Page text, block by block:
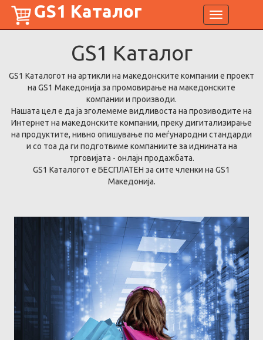
Toggle
navigation
GS1 Каталог
GS1 Каталог
GS1 Каталогот на артикли на македонските компании е проект
на GS1 Македонија за промовирање на македонските
компании и производи.
Нашата цел е да ја зголемеме видливоста на прозиводите на
Интернет на македонските компании, преку дигитализирање
на продуктите, нивно опишување по меѓународни стандарди
и со тоа да ги подготвиме компаниите за иднината на
трговијата - онлајн продажбата.
GS1 Каталогот е БЕСПЛАТЕН за сите членки на GS1
Македонија.